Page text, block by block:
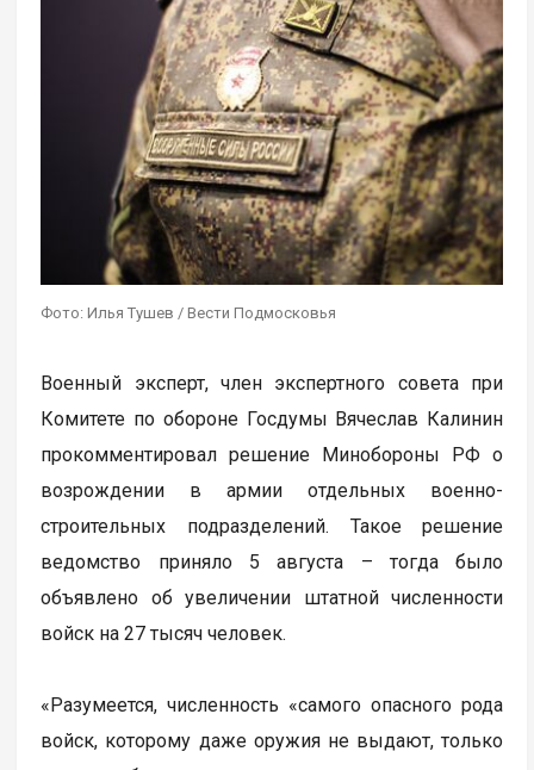
Фото: Илья Тушев / Вести Подмосковья
Военный эксперт, член экспертного совета при
Комитете по обороне Госдумы Вячеслав Калинин
прокомментировал решение Минобороны РФ о
возрождении в армии отдельных военно-
строительных подразделений. Такое решение
ведомство приняло 5 августа – тогда было
объявлено об увеличении штатной численности
войск на 27 тысяч человек.
«Разумеется, численность «самого опасного рода
войск, которому даже оружия не выдают, только